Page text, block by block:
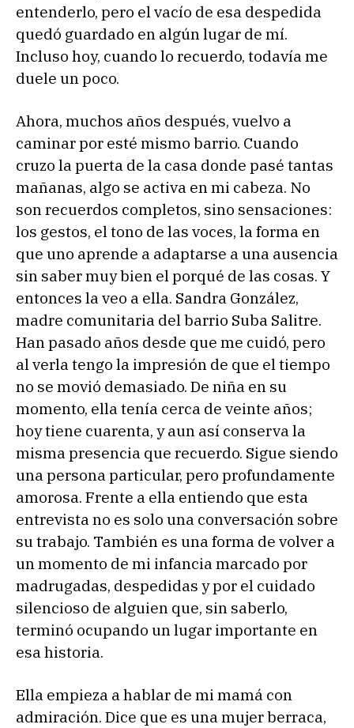
entenderlo, pero el vacío de esa despedida
quedó guardado en algún lugar de mí.
Incluso hoy, cuando lo recuerdo, todavía me
duele un poco.
Ahora, muchos años después, vuelvo a
caminar por esté mismo barrio. Cuando
cruzo la puerta de la casa donde pasé tantas
mañanas, algo se activa en mi cabeza. No
son recuerdos completos, sino sensaciones:
los gestos, el tono de las voces, la forma en
que uno aprende a adaptarse a una ausencia
sin saber muy bien el porqué de las cosas. Y
entonces la veo a ella. Sandra González,
madre comunitaria del barrio Suba Salitre.
Han pasado años desde que me cuidó, pero
al verla tengo la impresión de que el tiempo
no se movió demasiado. De niña en su
momento, ella tenía cerca de veinte años;
hoy tiene cuarenta, y aun así conserva la
misma presencia que recuerdo. Sigue siendo
una persona particular, pero profundamente
amorosa. Frente a ella entiendo que esta
entrevista no es solo una conversación sobre
su trabajo. También es una forma de volver a
un momento de mi infancia marcado por
madrugadas, despedidas y por el cuidado
silencioso de alguien que, sin saberlo,
terminó ocupando un lugar importante en
esa historia.
Ella empieza a hablar de mi mamá con
admiración. Dice que es una mujer berraca,